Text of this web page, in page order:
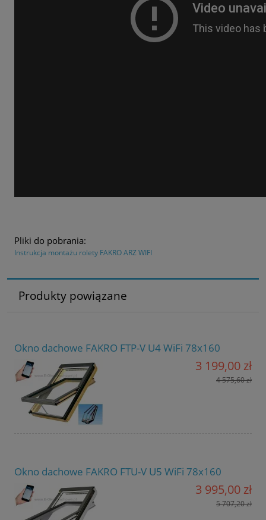
Pliki do pobrania:
Instrukcja montażu rolety FAKRO ARZ WIFI
Produkty powiązane
Okno dachowe FAKRO FTP-V U4 WiFi 78x160
3 199,00 zł
4 575,60 zł
Okno dachowe FAKRO FTU-V U5 WiFi 78x160
3 995,00 zł
5 707,20 zł